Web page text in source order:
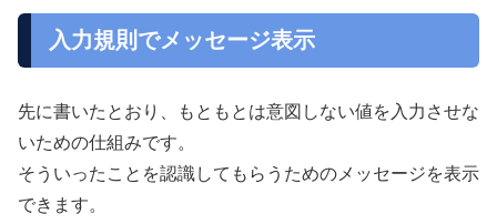
入力規則でメッセージ表示
先に書いたとおり、もともとは意図しない値を入力させな
いための仕組みです。
そういったことを認識してもらうためのメッセージを表示
できます。